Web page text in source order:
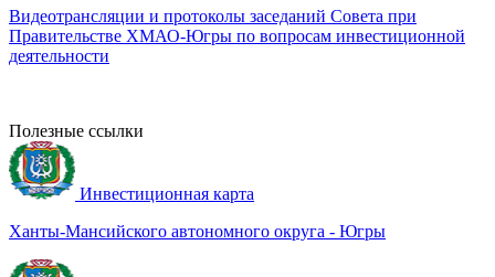
Видеотрансляции и протоколы заседаний Совета при
Правительстве ХМАО-Югры по вопросам инвестиционной
деятельности
Полезные ссылки
Инвестиционная карта
Ханты-Мансийского автономного округа - Югры